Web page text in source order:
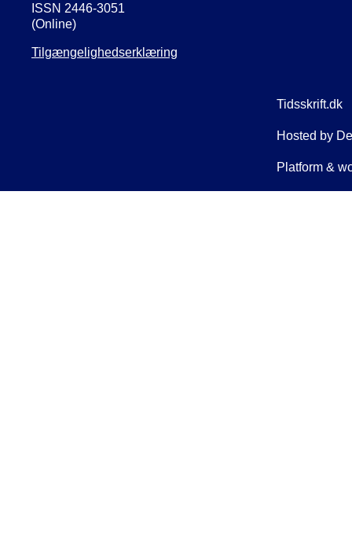
ISSN 2446-3051
(Online)
Tilgængelighedserklæring